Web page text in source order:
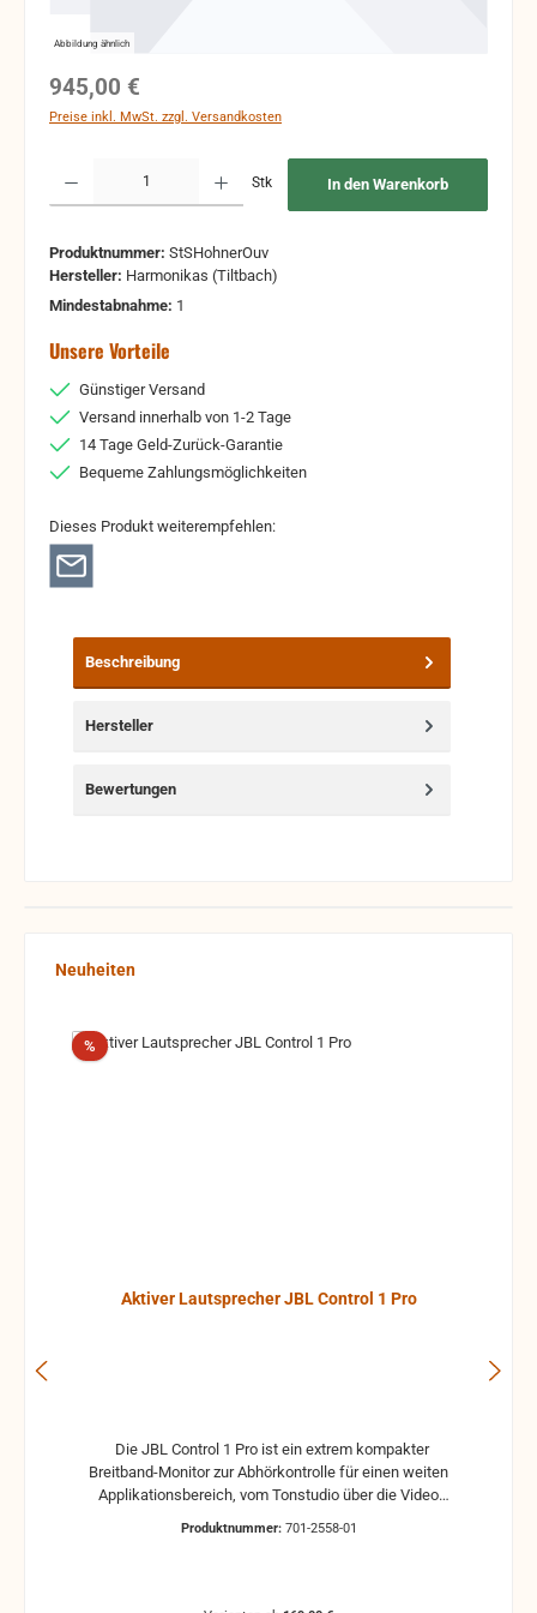
Abbildung ähnlich
Regulärer Preis:
945,00 €
Preise inkl. MwSt. zzgl. Versandkosten
Stk In den Warenkorb
Produktnummer: StSHohnerOuv
Hersteller: Harmonikas (Tiltbach)
Mindestabnahme: 1
Unsere Vorteile
Günstiger Versand
Versand innerhalb von 1-2 Tage
14 Tage Geld-Zurück-Garantie
Bequeme Zahlungsmöglichkeiten
Dieses Produkt weiterempfehlen:
Beschreibung
Hersteller
Bewertungen
Produktgalerie überspringen
Neuheiten
%Rabatt
Aktiver Lautsprecher JBL Control 1 Pro
Breitband-Monitor zur Abhörkontrolle für einen weiten
Applikationsbereich, vom Tonstudio über die Video
Postproduction bis zum Ü-Wagen und Rundfunkstudio.
ist bei der JBL Control 1 mit einer Magnet-Abschirmung
Produktnummer: 701-2558-01